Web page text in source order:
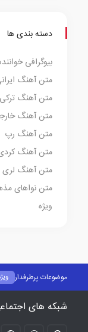
دسته بندی ها
بیوگرافی
متن آهنگ
متن آهنگ ترکی
متن آهنگ
متن آهنگ رپ
متن آهنگ
متن آهنگ لری
متن نواهای
ویژه
موضوعات پرطرفدار
متن آهنگ کردی
متن آهنگ ایرانی پاپ
شبکه های